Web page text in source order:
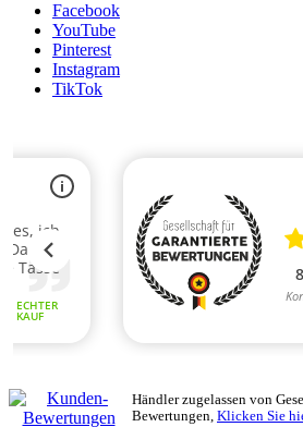
Facebook
YouTube
Pinterest
Instagram
TikTok
Händler zugelassen von
Bewertungen, Klicken Sie